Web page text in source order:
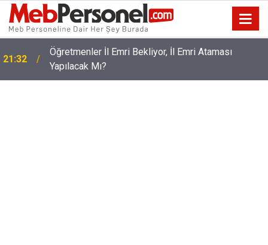
21:32
Öğretmenler İl Emri Bekliyor, İl Emri Ataması
Yapılacak Mı?